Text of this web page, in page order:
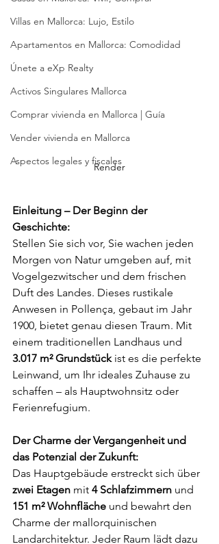
Villas en Mallorca: Lujo, Estilo
Apartamentos en Mallorca: Comodidad
Únete a eXp Realty
Activos Singulares Mallorca
Comprar vivienda en Mallorca | Guía
Vender vivienda en Mallorca
Aspectos legales y fiscales
Render
Einleitung – Der Beginn der
Geschichte:
Stellen Sie sich vor, Sie wachen jeden
Morgen von Natur umgeben auf, mit
Vogelgezwitscher und dem frischen
Duft des Landes. Dieses rustikale
Anwesen in Pollença, gebaut im Jahr
1900, bietet genau diesen Traum. Mit
einem traditionellen Landhaus und
3.017 m² Grundstück ist es die perfekte
Leinwand, um Ihr ideales Zuhause zu
schaffen – als Hauptwohnsitz oder
Ferienrefugium.
Der Charme der Vergangenheit und
das Potenzial der Zukunft:
Das Hauptgebäude erstreckt sich über
zwei Etagen mit 4 Schlafzimmern und
151 m² Wohnfläche und bewahrt den
Charme der mallorquinischen
Landarchitektur. Jeder Raum lädt dazu